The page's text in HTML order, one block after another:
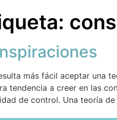
más fácil aceptar una
tendencia a creer en las
de control. Una teoría